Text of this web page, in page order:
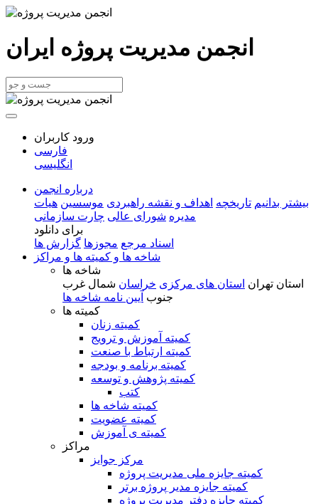
انجمن مدیریت پروژه ایران
ورود کاربران
فارسی
انگلیسی
درباره انجمن
بیشتر بدانیم تاریخچه اهداف و نقشه راهبردی موسسین هیات
مدیره شورای عالی چارت سازمانی
برای دانلود
اسناد مرجع مجوزها گزارش ها
شاخه ها و کمیته ها و مراکز
شاخه ها
استان تهران استان های مرکزی خراسان شمال غرب
جنوب آیین نامه شاخه ها
کمیته ها
کمیته زنان
کمیته آموزش و ترویج
کمیته ارتباط با صنعت
کمیته برنامه و بودجه
کمیته پژوهش و توسعه
کتب
کمیته شاخه ها
کمیته عضویت
کمیته ی آموزش
مراکز
مرکز جوایز
کمیته جایزه ملی مدیریت پروژه
کمیته جایزه مدیر پروژه برتر
کمیته جایزه دفتر مدیریت پروژه